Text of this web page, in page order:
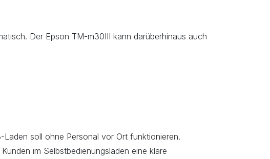
Der Epson TM-m30III kann darüberhinaus auch
Laden soll ohne Personal vor Ort funktionieren.
im Selbstbedienungsladen eine klare